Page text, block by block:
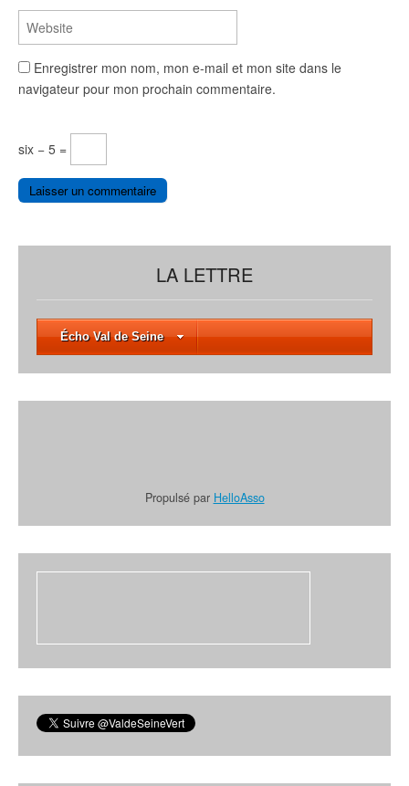
Enregistrer mon nom, mon e-mail et mon site dans le
navigateur pour mon prochain commentaire.
six − 5 =
LA LETTRE
Écho Val de Seine
Propulsé par HelloAsso